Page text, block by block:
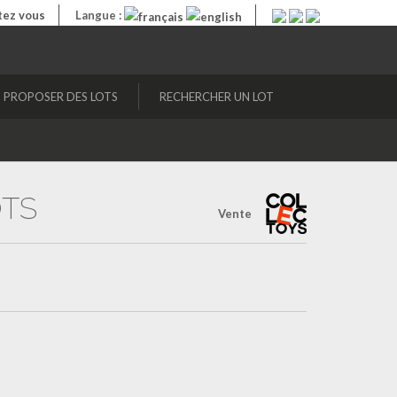
vous Langue :
PROPOSER DES LOTS RECHERCHER UN LOT
Vente